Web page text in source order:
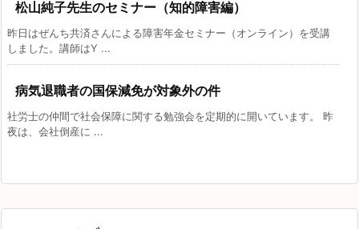
松山純子先生のセミナー（知的障害編）
昨日はぜんち共済さんによる障害年金セミナー（オンライン）を受講
しました。講師はY ...
病気退職者の国保減免が対象外の件
社労士の仲間で社会保障に関する勉強会を定期的に開いています。 昨
夜は、会社倒産に ...